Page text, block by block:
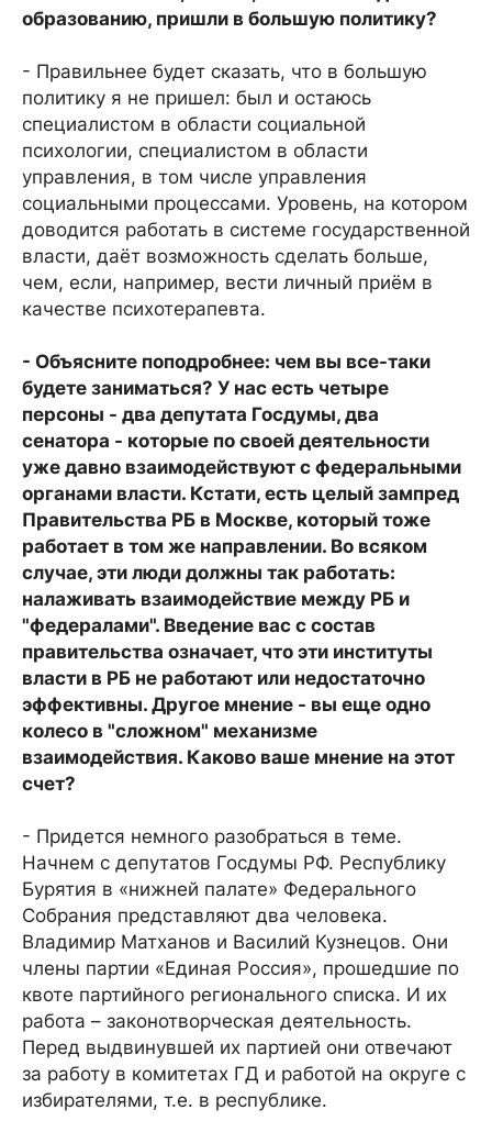
образованию, пришли в большую политику?
- Правильнее будет сказать, что в большую
политику я не пришел: был и остаюсь
специалистом в области социальной
психологии, специалистом в области
управления, в том числе управления
социальными процессами. Уровень, на котором
доводится работать в системе государственной
власти, даёт возможность сделать больше,
чем, если, например, вести личный приём в
качестве психотерапевта.
- Объясните поподробнее: чем вы все-таки
будете заниматься? У нас есть четыре
персоны - два депутата Госдумы, два
сенатора - которые по своей деятельности
уже давно взаимодействуют с федеральными
органами власти. Кстати, есть целый зампред
Правительства РБ в Москве, который тоже
работает в том же направлении. Во всяком
случае, эти люди должны так работать:
налаживать взаимодействие между РБ и
"федералами". Введение вас с состав
правительства означает, что эти институты
власти в РБ не работают или недостаточно
эффективны. Другое мнение - вы еще одно
колесо в "сложном" механизме
взаимодействия. Каково ваше мнение на этот
счет?
- Придется немного разобраться в теме.
Начнем с депутатов Госдумы РФ. Республику
Бурятия в «нижней палате» Федерального
Собрания представляют два человека.
Владимир Матханов и Василий Кузнецов. Они
члены партии «Единая Россия», прошедшие по
квоте партийного регионального списка. И их
работа – законотворческая деятельность.
Перед выдвинувшей их партией они отвечают
за работу в комитетах ГД и работой на округе с
избирателями, т.е. в республике.